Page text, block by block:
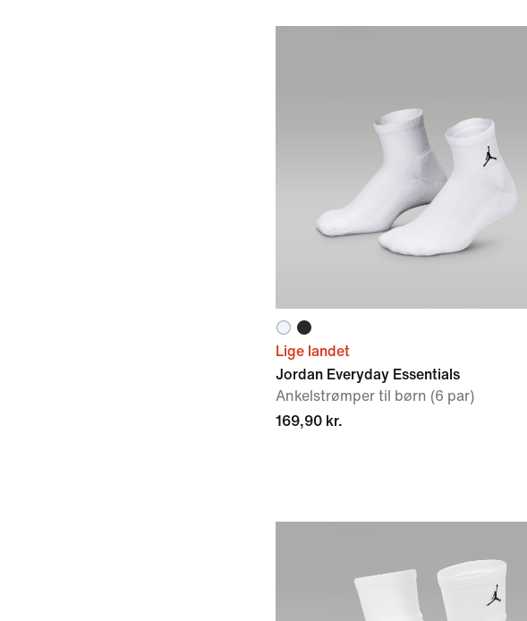
Lige landet
Jordan Everyday Essentials
Ankelstrømper til børn (6 par)
169,90 kr.